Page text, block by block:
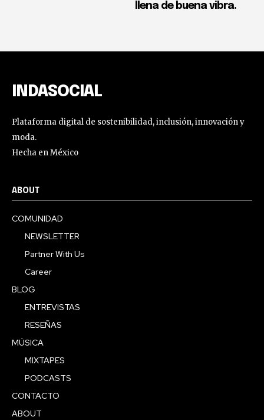
llena de buena vibra.
INDASOCIAL
Plataforma digital de sostenibilidad, inclusión, innovación y
moda.
Hecha en México
ABOUT
COMUNIDAD
NEWSLETTER
Partner With Us
Career
BLOG
ENTREVISTAS
RESEÑAS
MÚSICA
MIXTAPES
PODCASTS
CONTACTO
ABOUT